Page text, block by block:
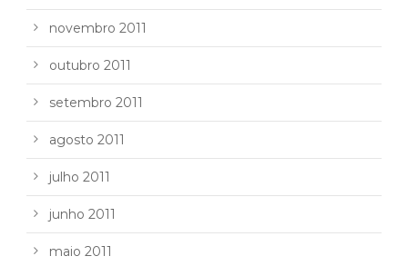
novembro 2011
outubro 2011
setembro 2011
agosto 2011
julho 2011
junho 2011
maio 2011